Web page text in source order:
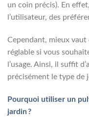
un coin précis). En
l’utilisateur, des
Cependant, mieux
réglable si vous
l’usage. Ainsi, il suffit
précisément le type de
Pourquoi utiliser un
jardin ?